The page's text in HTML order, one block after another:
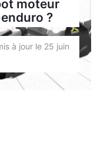
moteur
?
à jour le 25 juin
Freenduro
Freenduro
Freenduro